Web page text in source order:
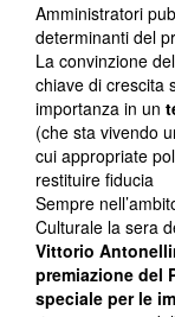
Amministratori
determinanti del
La convinzione
chiave di crescita
importanza in un
(che sta vivendo
cui appropriate
restituire fiducia
Sempre
Culturale la sera
Vittorio
premiazione del
speciale per le